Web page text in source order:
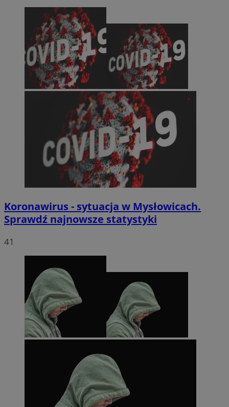
Koronawirus - sytuacja w Mysłowicach.
Sprawdź najnowsze statystyki
41